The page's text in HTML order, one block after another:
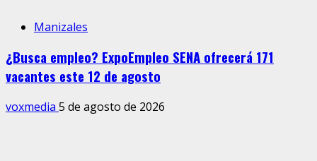
Manizales
¿Busca empleo? ExpoEmpleo SENA ofrecerá 171
vacantes este 12 de agosto
voxmedia 5 de agosto de 2026